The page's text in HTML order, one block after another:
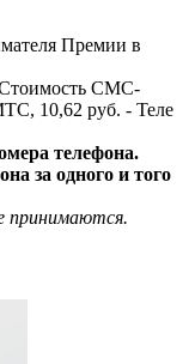
Премии в
СМС-
10,62 руб. - Теле
телефона.
за одного и того
принимаются.